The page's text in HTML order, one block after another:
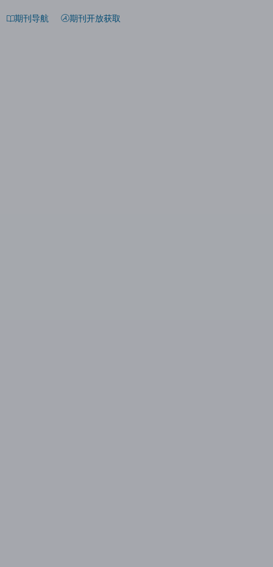
期刊导航 期刊开放获取